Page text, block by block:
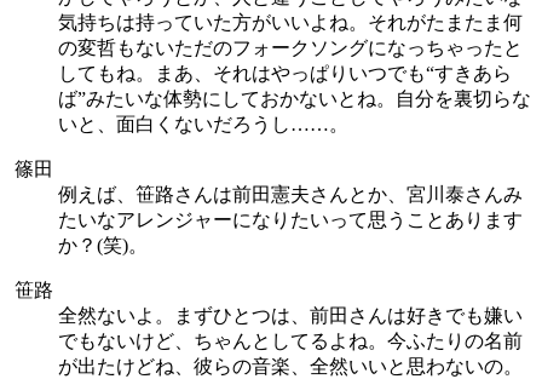
気持ちは持っていた方がいいよね。それがたまたま何
の変哲もないただのフォークソングになっちゃったと
してもね。まあ、それはやっぱりいつでも“すきあら
ば”みたいな体勢にしておかないとね。自分を裏切らな
いと、面白くないだろうし……。
篠田
例えば、笹路さんは前田憲夫さんとか、宮川泰さんみ
たいなアレンジャーになりたいって思うことあります
か？(笑)。
笹路
全然ないよ。まずひとつは、前田さんは好きでも嫌い
でもないけど、ちゃんとしてるよね。今ふたりの名前
が出たけどね、彼らの音楽、全然いいと思わないの。